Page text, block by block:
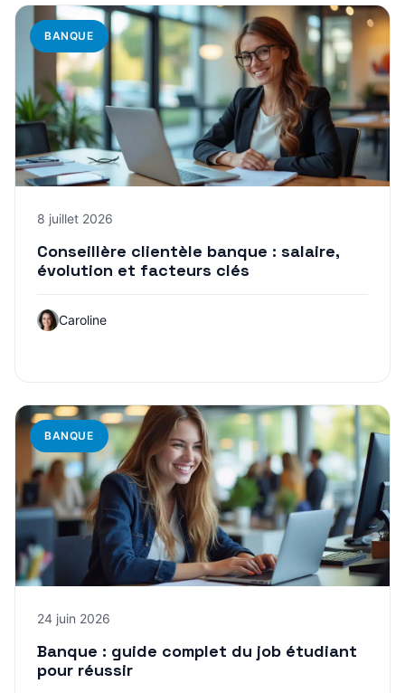
BANQUE
8 juillet 2026
Conseillère clientèle banque : salaire,
évolution et facteurs clés
Caroline
BANQUE
24 juin 2026
Banque : guide complet du job étudiant
pour réussir